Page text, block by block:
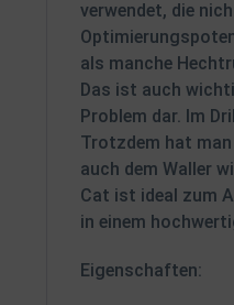
verwendet, die
als manche
Das ist auch
Problem dar. Im
Trotzdem hat
auch dem Waller
Cat ist ideal zum
in einem
Eigenschaften: